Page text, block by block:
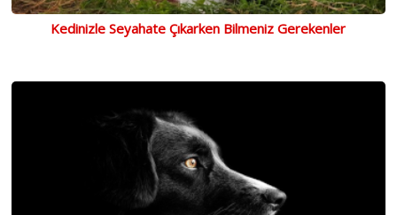
Kedinizle Seyahate Çıkarken Bilmeniz Gerekenler